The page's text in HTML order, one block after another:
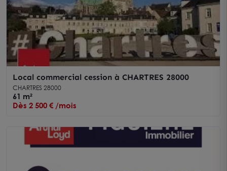
Local commercial cession à CHARTRES 28000
CHARTRES 28000
61 m²
Dès 2 500 € /mois